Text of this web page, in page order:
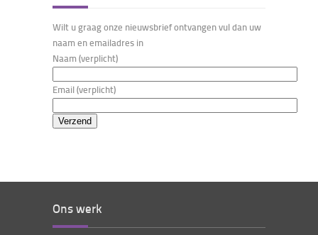
Wilt u graag onze nieuwsbrief ontvangen vul dan uw
naam en emailadres in
Naam (verplicht)
Email (verplicht)
Ons werk